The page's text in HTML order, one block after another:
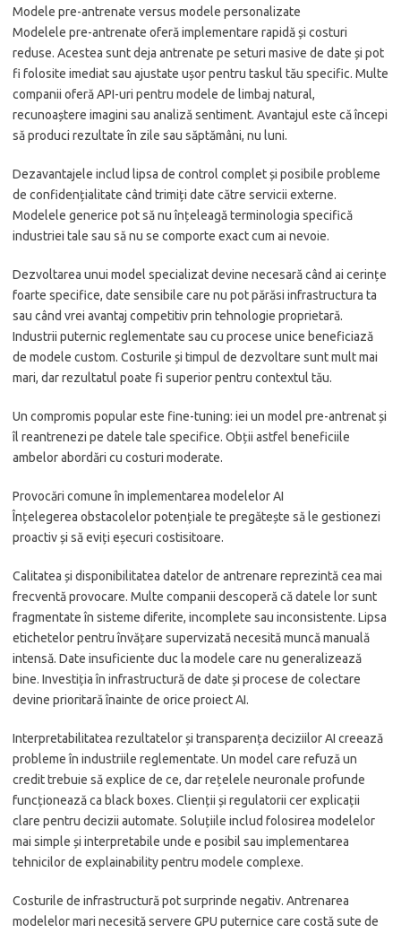
Modele pre-antrenate versus modele personalizate
Modelele pre-antrenate oferă implementare rapidă și costuri
reduse. Acestea sunt deja antrenate pe seturi masive de date și pot
fi folosite imediat sau ajustate ușor pentru taskul tău specific. Multe
companii oferă API-uri pentru modele de limbaj natural,
recunoaștere imagini sau analiză sentiment. Avantajul este că începi
să produci rezultate în zile sau săptămâni, nu luni.
Dezavantajele includ lipsa de control complet și posibile probleme
de confidențialitate când trimiți date către servicii externe.
Modelele generice pot să nu înțeleagă terminologia specifică
industriei tale sau să nu se comporte exact cum ai nevoie.
Dezvoltarea unui model specializat devine necesară când ai cerințe
foarte specifice, date sensibile care nu pot părăsi infrastructura ta
sau când vrei avantaj competitiv prin tehnologie proprietară.
Industrii puternic reglementate sau cu procese unice beneficiază
de modele custom. Costurile și timpul de dezvoltare sunt mult mai
mari, dar rezultatul poate fi superior pentru contextul tău.
Un compromis popular este fine-tuning: iei un model pre-antrenat și
îl reantrenezi pe datele tale specifice. Obții astfel beneficiile
ambelor abordări cu costuri moderate.
Provocări comune în implementarea modelelor AI
Înțelegerea obstacolelor potențiale te pregătește să le gestionezi
proactiv și să eviți eșecuri costisitoare.
Calitatea și disponibilitatea datelor de antrenare reprezintă cea mai
frecventă provocare. Multe companii descoperă că datele lor sunt
fragmentate în sisteme diferite, incomplete sau inconsistente. Lipsa
etichetelor pentru învățare supervizată necesită muncă manuală
intensă. Date insuficiente duc la modele care nu generalizează
bine. Investiția în infrastructură de date și procese de colectare
devine prioritară înainte de orice proiect AI.
Interpretabilitatea rezultatelor și transparența deciziilor AI creează
probleme în industriile reglementate. Un model care refuză un
credit trebuie să explice de ce, dar rețelele neuronale profunde
funcționează ca black boxes. Clienții și regulatorii cer explicații
clare pentru decizii automate. Soluțiile includ folosirea modelelor
mai simple și interpretabile unde e posibil sau implementarea
tehnicilor de explainability pentru modele complexe.
Costurile de infrastructură pot surprinde negativ. Antrenarea
modelelor mari necesită servere GPU puternice care costă sute de